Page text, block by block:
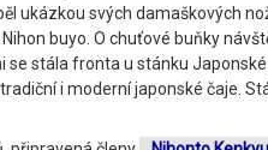
ukázkou svých damaškových
buyo. O chuťové buňky
stála fronta u stánku Japonské
i moderní japonské čaje.